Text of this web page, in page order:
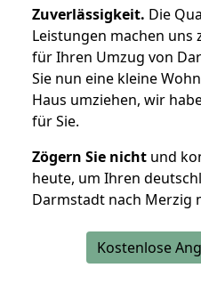
Zuverlässigkeit. Die
Leistungen machen uns
für Ihren Umzug von
Sie nun eine kleine
Haus umziehen, wir
für Sie.
Zögern Sie nicht und
heute, um Ihren
Darmstadt nach Merzig
Kostenlose